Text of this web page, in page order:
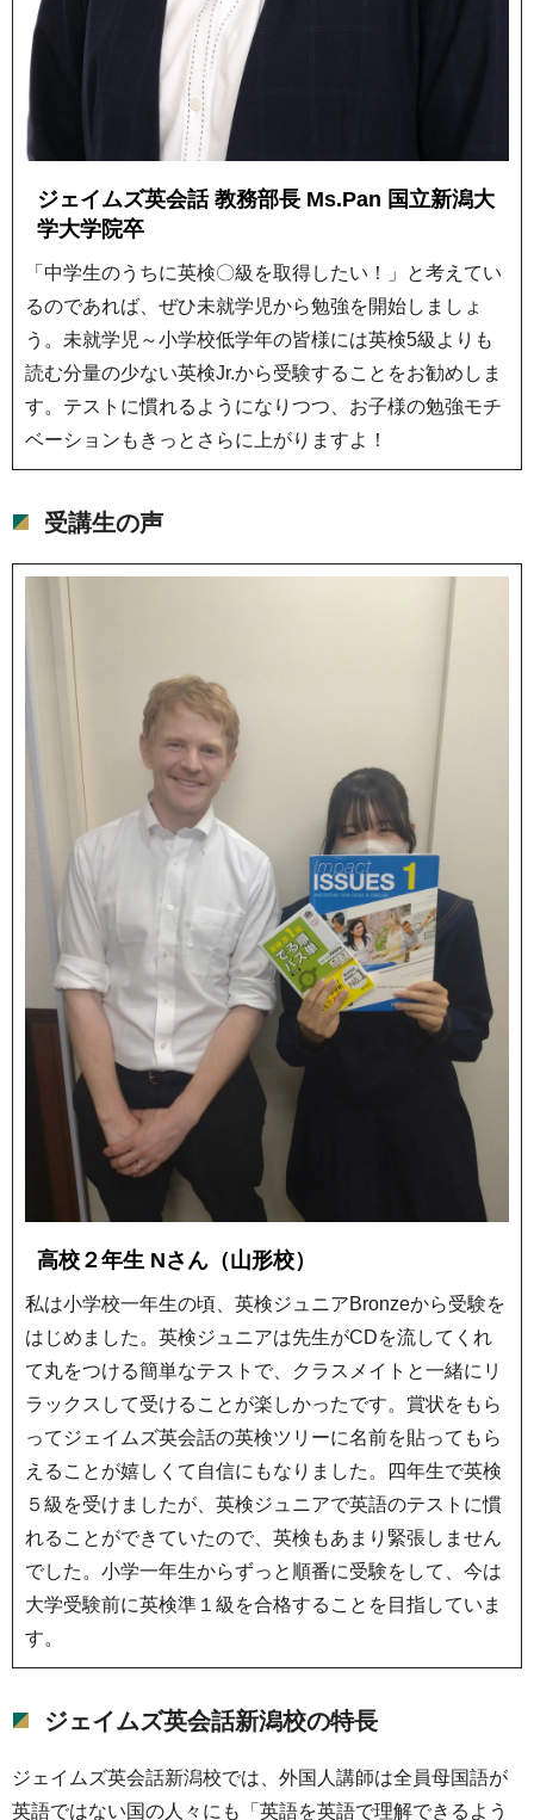
ジェイムズ英会話 教務部長 Ms.Pan 国立新潟大
学大学院卒
「中学生のうちに英検〇級を取得したい！」と考えてい
るのであれば、ぜひ未就学児から勉強を開始しましょ
う。未就学児～小学校低学年の皆様には英検5級よりも
読む分量の少ない英検Jr.から受験することをお勧めしま
す。テストに慣れるようになりつつ、お子様の勉強モチ
ベーションもきっとさらに上がりますよ！
受講生の声
高校２年生 Nさん（山形校）
私は小学校一年生の頃、英検ジュニアBronzeから受験を
はじめました。英検ジュニアは先生がCDを流してくれ
て丸をつける簡単なテストで、クラスメイトと一緒にリ
ラックスして受けることが楽しかったです。賞状をもら
ってジェイムズ英会話の英検ツリーに名前を貼ってもら
えることが嬉しくて自信にもなりました。四年生で英検
５級を受けましたが、英検ジュニアで英語のテストに慣
れることができていたので、英検もあまり緊張しません
でした。小学一年生からずっと順番に受験をして、今は
大学受験前に英検準１級を合格することを目指していま
す。
ジェイムズ英会話新潟校の特長
ジェイムズ英会話新潟校では、外国人講師は全員母国語が
英語ではない国の人々にも「英語を英語で理解できるよう